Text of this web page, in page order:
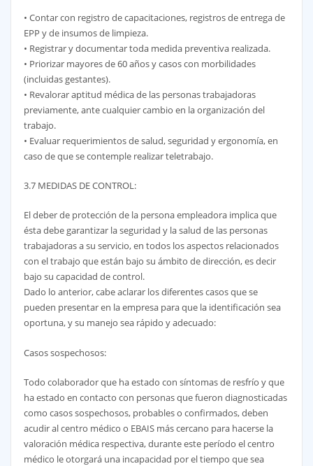
• Contar con registro de capacitaciones, registros de entrega de
EPP y de insumos de limpieza.
• Registrar y documentar toda medida preventiva realizada.
• Priorizar mayores de 60 años y casos con morbilidades
(incluidas gestantes).
• Revalorar aptitud médica de las personas trabajadoras
previamente, ante cualquier cambio en la organización del
trabajo.
• Evaluar requerimientos de salud, seguridad y ergonomía, en
caso de que se contemple realizar teletrabajo.
3.7 MEDIDAS DE CONTROL:
El deber de protección de la persona empleadora implica que
ésta debe garantizar la seguridad y la salud de las personas
trabajadoras a su servicio, en todos los aspectos relacionados
con el trabajo que están bajo su ámbito de dirección, es decir
bajo su capacidad de control.
Dado lo anterior, cabe aclarar los diferentes casos que se
pueden presentar en la empresa para que la identificación sea
oportuna, y su manejo sea rápido y adecuado:
Casos sospechosos:
Todo colaborador que ha estado con síntomas de resfrío y que
ha estado en contacto con personas que fueron diagnosticadas
como casos sospechosos, probables o confirmados, deben
acudir al centro médico o EBAIS más cercano para hacerse la
valoración médica respectiva, durante este período el centro
médico le otorgará una incapacidad por el tiempo que sea